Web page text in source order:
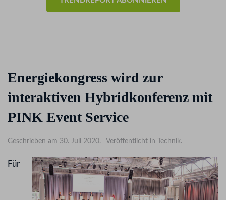
Energiekongress wird zur
interaktiven Hybridkonferenz mit
PINK Event Service
Geschrieben am 30. Juli 2020. Veröffentlicht in Technik.
Für